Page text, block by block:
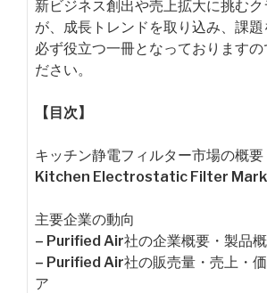
新ビジネス創出や売上拡大に挑む
が、成長トレンドを取り込み、課
必ず役立つ一冊となっておりますの
ださい。
【目次】
キッチン静電フィルター市場の概
Kitchen Electrostatic Filter
主要企業の動向
– Purified Air社の企業概要・製品
– Purified Air社の販売量・売上・
ア